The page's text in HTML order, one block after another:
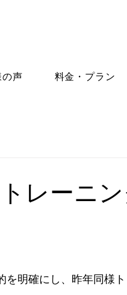
の声 料金・プラン
レーニ
明確にし、昨年同様